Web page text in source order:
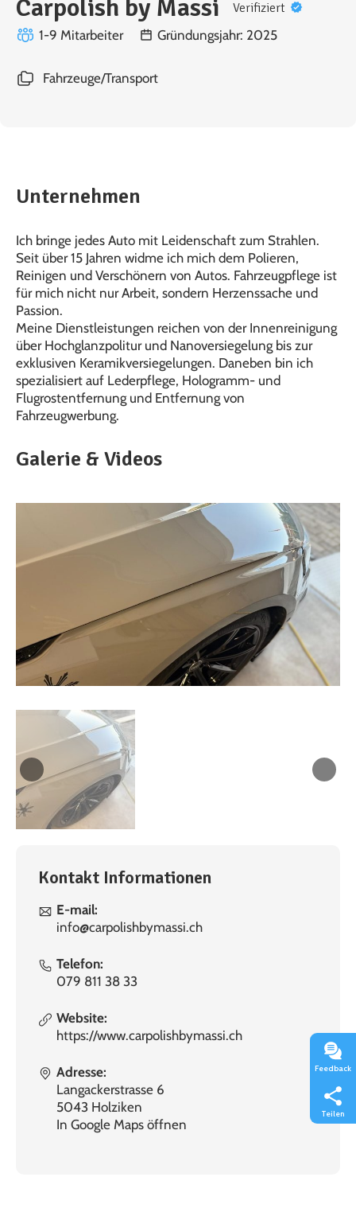
Carpolish by Massi
Verifiziert
1-9 Mitarbeiter
Gründungsjahr: 2025
Fahrzeuge/Transport
Unternehmen
Ich bringe jedes Auto mit Leidenschaft zum Strahlen.
Seit über 15 Jahren widme ich mich dem Polieren,
Reinigen und Verschönern von Autos. Fahrzeugpflege ist
für mich nicht nur Arbeit, sondern Herzenssache und
Passion.
Meine Dienstleistungen reichen von der Innenreinigung
über Hochglanzpolitur und Nanoversiegelung bis zur
exklusiven Keramikversiegelungen. Daneben bin ich
spezialisiert auf Lederpflege, Hologramm- und
Flugrostentfernung und Entfernung von
Fahrzeugwerbung.
Galerie & Videos
Kontakt Informationen
E-mail:
info@carpolishbymassi.ch
Telefon:
079 811 38 33
Website:
https://www.carpolishbymassi.ch
Adresse:
Langackerstrasse 6
5043 Holziken
In Google Maps öffnen
Feedback
Teilen